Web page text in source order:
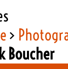
>
Boucher